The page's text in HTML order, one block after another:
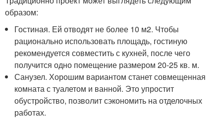
образом:
Гостиная. Ей отводят не более 10 м2. Чтобы
рационально использовать площадь, гостиную
рекомендуется совместить с кухней, после чего
получится одно помещение размером 20-25 кв. м.
Санузел. Хорошим вариантом станет совмещенная
комната с туалетом и ванной. Это упростит
обустройство, позволит сэкономить на отделочных
работах.